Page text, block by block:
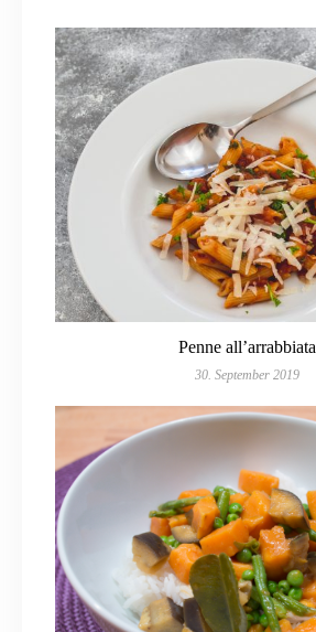
Penne all’arrabbiata
30. September 2019